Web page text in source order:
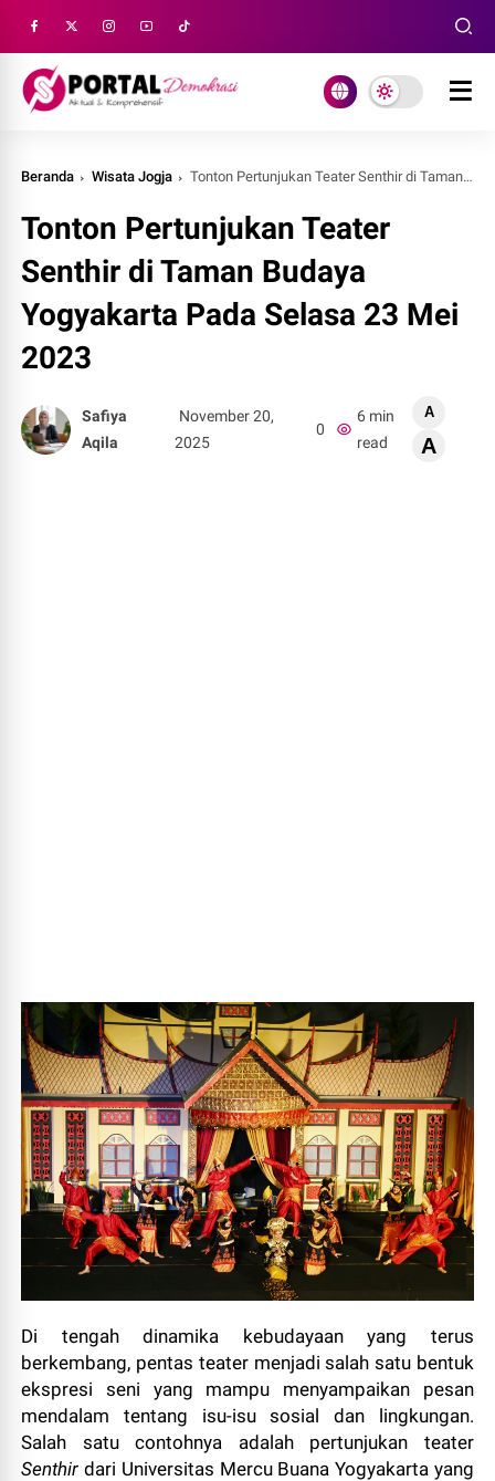
Beranda Wisata Jogja Tonton Pertunjukan Teater Senthir di Taman Budaya Yogyakarta Pada Selasa 23 Mei 2023
Tonton Pertunjukan Teater
Senthir di Taman Budaya
Yogyakarta Pada Selasa 23 Mei
2023
Safiya
Aqila
November 20,
2025
0
6 min
read
A
A
Di tengah dinamika kebudayaan yang terus
berkembang, pentas teater menjadi salah satu bentuk
ekspresi seni yang mampu menyampaikan pesan
mendalam tentang isu-isu sosial dan lingkungan.
Salah satu contohnya adalah pertunjukan teater
Senthir dari Universitas Mercu Buana Yogyakarta yang